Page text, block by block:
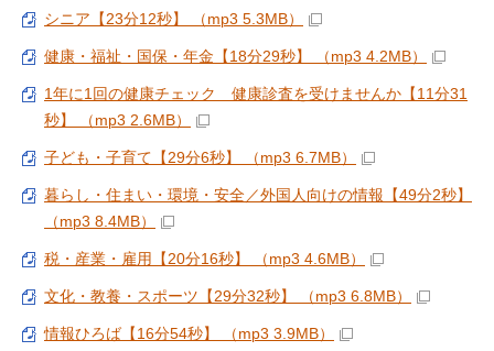
シニア【23分12秒】 （mp3 5.3MB）
健康・福祉・国保・年金【18分29秒】 （mp3 4.2MB）
1年に1回の健康チェック 健康診査を受けませんか【11分31
秒】 （mp3 2.6MB）
子ども・子育て【29分6秒】 （mp3 6.7MB）
暮らし・住まい・環境・安全／外国人向けの情報【49分2秒】
（mp3 8.4MB）
税・産業・雇用【20分16秒】 （mp3 4.6MB）
文化・教養・スポーツ【29分32秒】 （mp3 6.8MB）
情報ひろば【16分54秒】 （mp3 3.9MB）